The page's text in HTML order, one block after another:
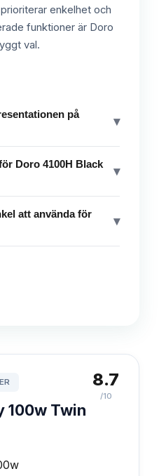
enkelhet och
funktioner är Doro
val.
på
▾
Doro 4100H Black
▾
att använda för
▾
100w Twin
8.7
/10